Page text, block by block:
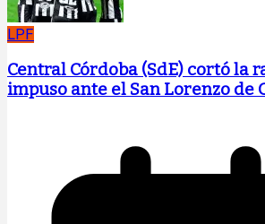
LPF
Central Córdoba (SdE) cortó la
impuso ante el San Lorenzo de